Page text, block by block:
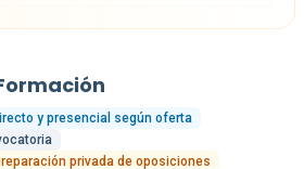
y presencial según oferta
privada de oposiciones